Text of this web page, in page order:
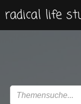
radical life